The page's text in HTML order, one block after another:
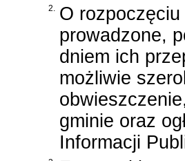
2. O
prowadzone,
dniem ich
możliwie
gminie oraz
Informacji